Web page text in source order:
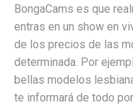
BongaCams es que
entras en un show en
de los precios de las
determinada. Por
bellas modelos
te informará de todo